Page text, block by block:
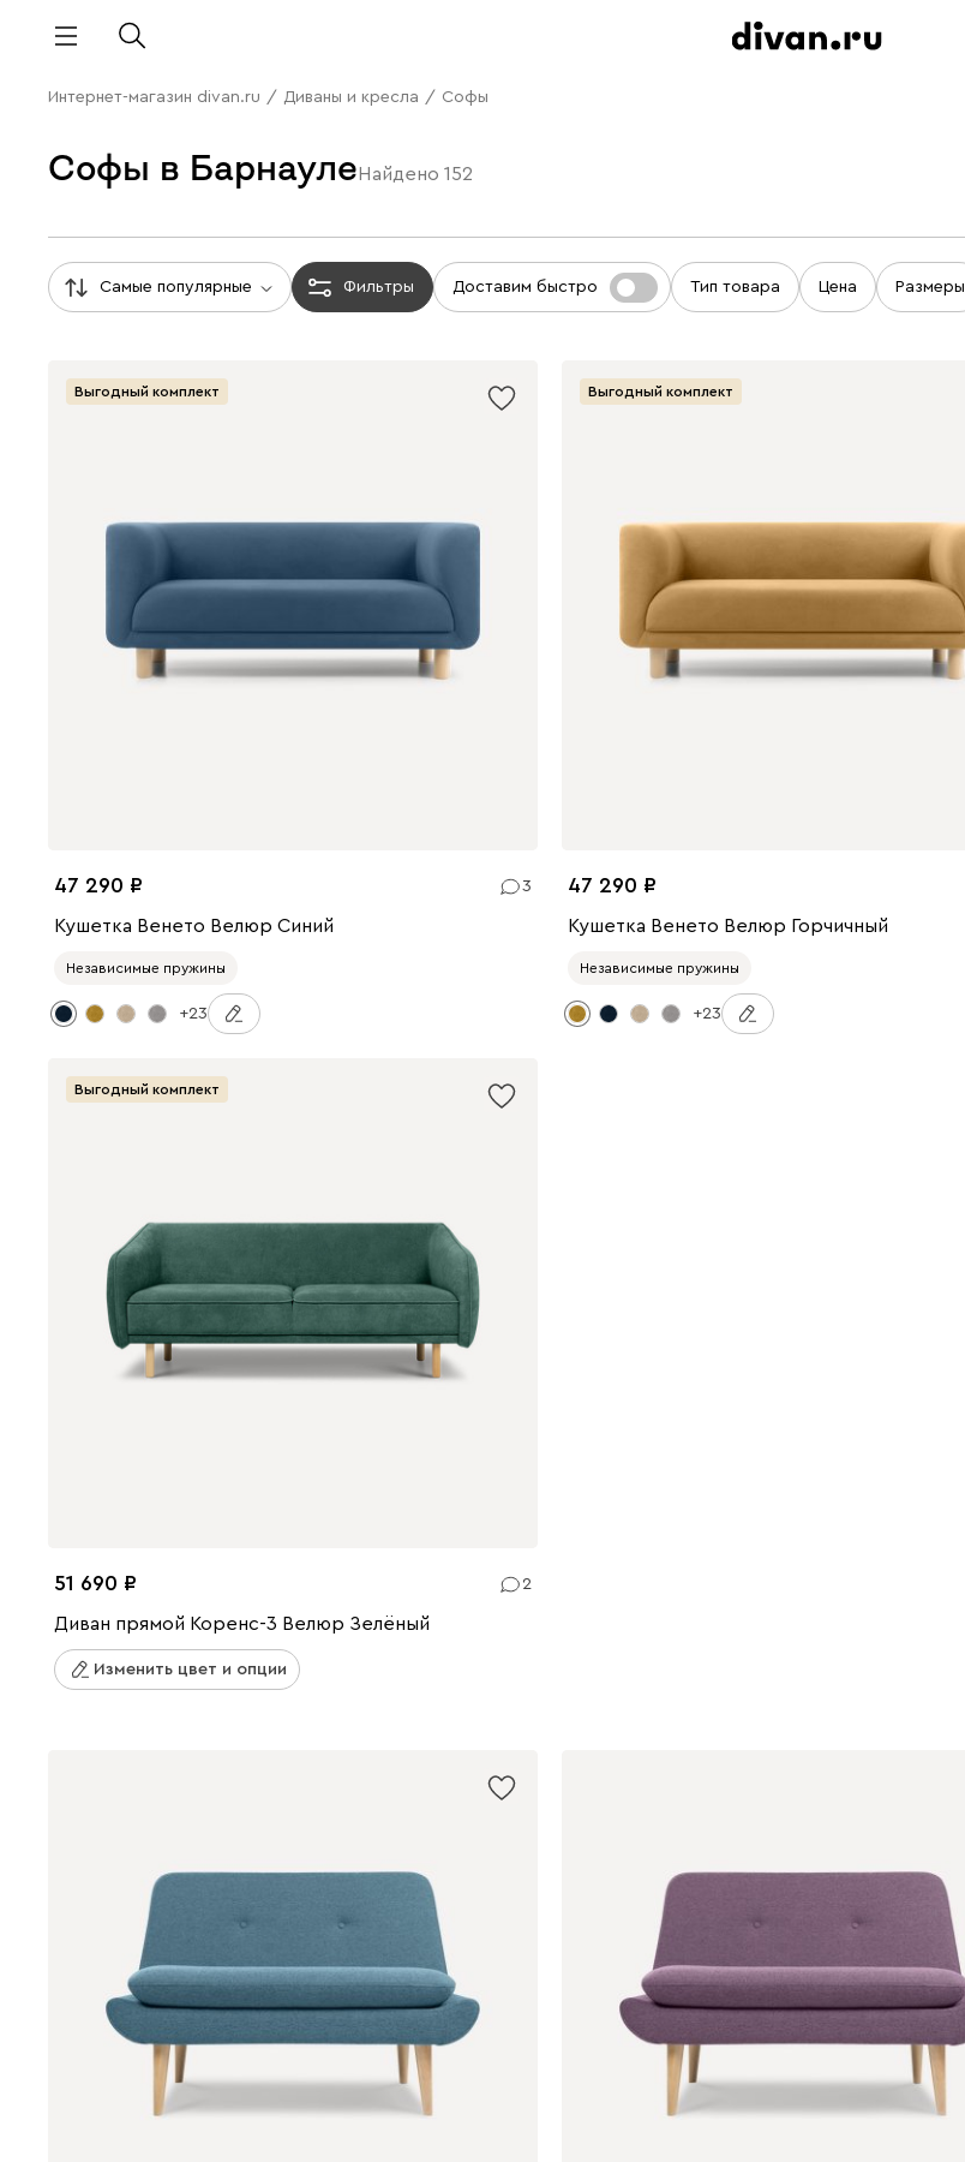
Интернет-магазин divan.ru / Диваны и кресла / Софы
Софы в Барнауле Найдено 152
Самые популярные Фильтры Доставим быстро Тип товара Цена Размеры
Выгодный комплект
47 290 3
Кушетка Венето Велюр Синий
Независимые пружины
+23
Выгодный комплект
47 290
Кушетка Венето Велюр Горчичный
Независимые пружины
+23
Выгодный комплект
51 690 2
Диван прямой Коренс-3 Велюр Зелёный
Изменить цвет и опции